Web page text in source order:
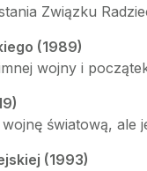
Związku
(1989)
wojny i
wojnę światową,
(1993)